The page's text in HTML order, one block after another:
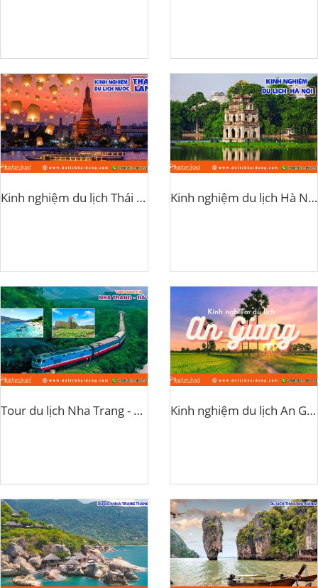
Kinh nghiệm du lịch Thái Lan Kinh nghiệm du lịch Hà Nội
Tour du lịch Nha Trang - Đà Lạt bằng xe lửa Kinh nghiệm du lịch An Giang